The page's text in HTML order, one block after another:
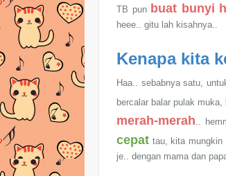
TB pun buat bunyi
heee.. gitu lah kisahnya..
Kenapa kita
Haa.. sebabnya satu,
bercalar balar pulak
merah-merah..
cepat tau, kita mungkin
je.. dengan mama dan